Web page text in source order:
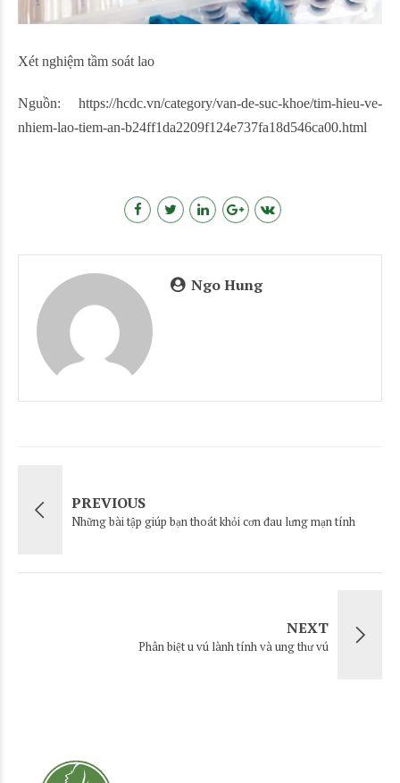
Xét nghiệm tầm soát lao
Nguồn: https://hcdc.vn/category/van-de-suc-khoe/tim-hieu-ve-
nhiem-lao-tiem-an-b24ff1da2209f124e737fa18d546ca00.html
Ngo Hung
PREVIOUS
Những bài tập giúp bạn thoát khỏi cơn đau lưng mạn tính
NEXT
Phân biệt u vú lành tính và ung thư vú